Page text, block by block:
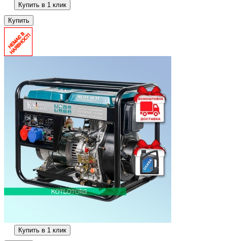
Купить в 1 клик
Купить
Купить в 1 клик